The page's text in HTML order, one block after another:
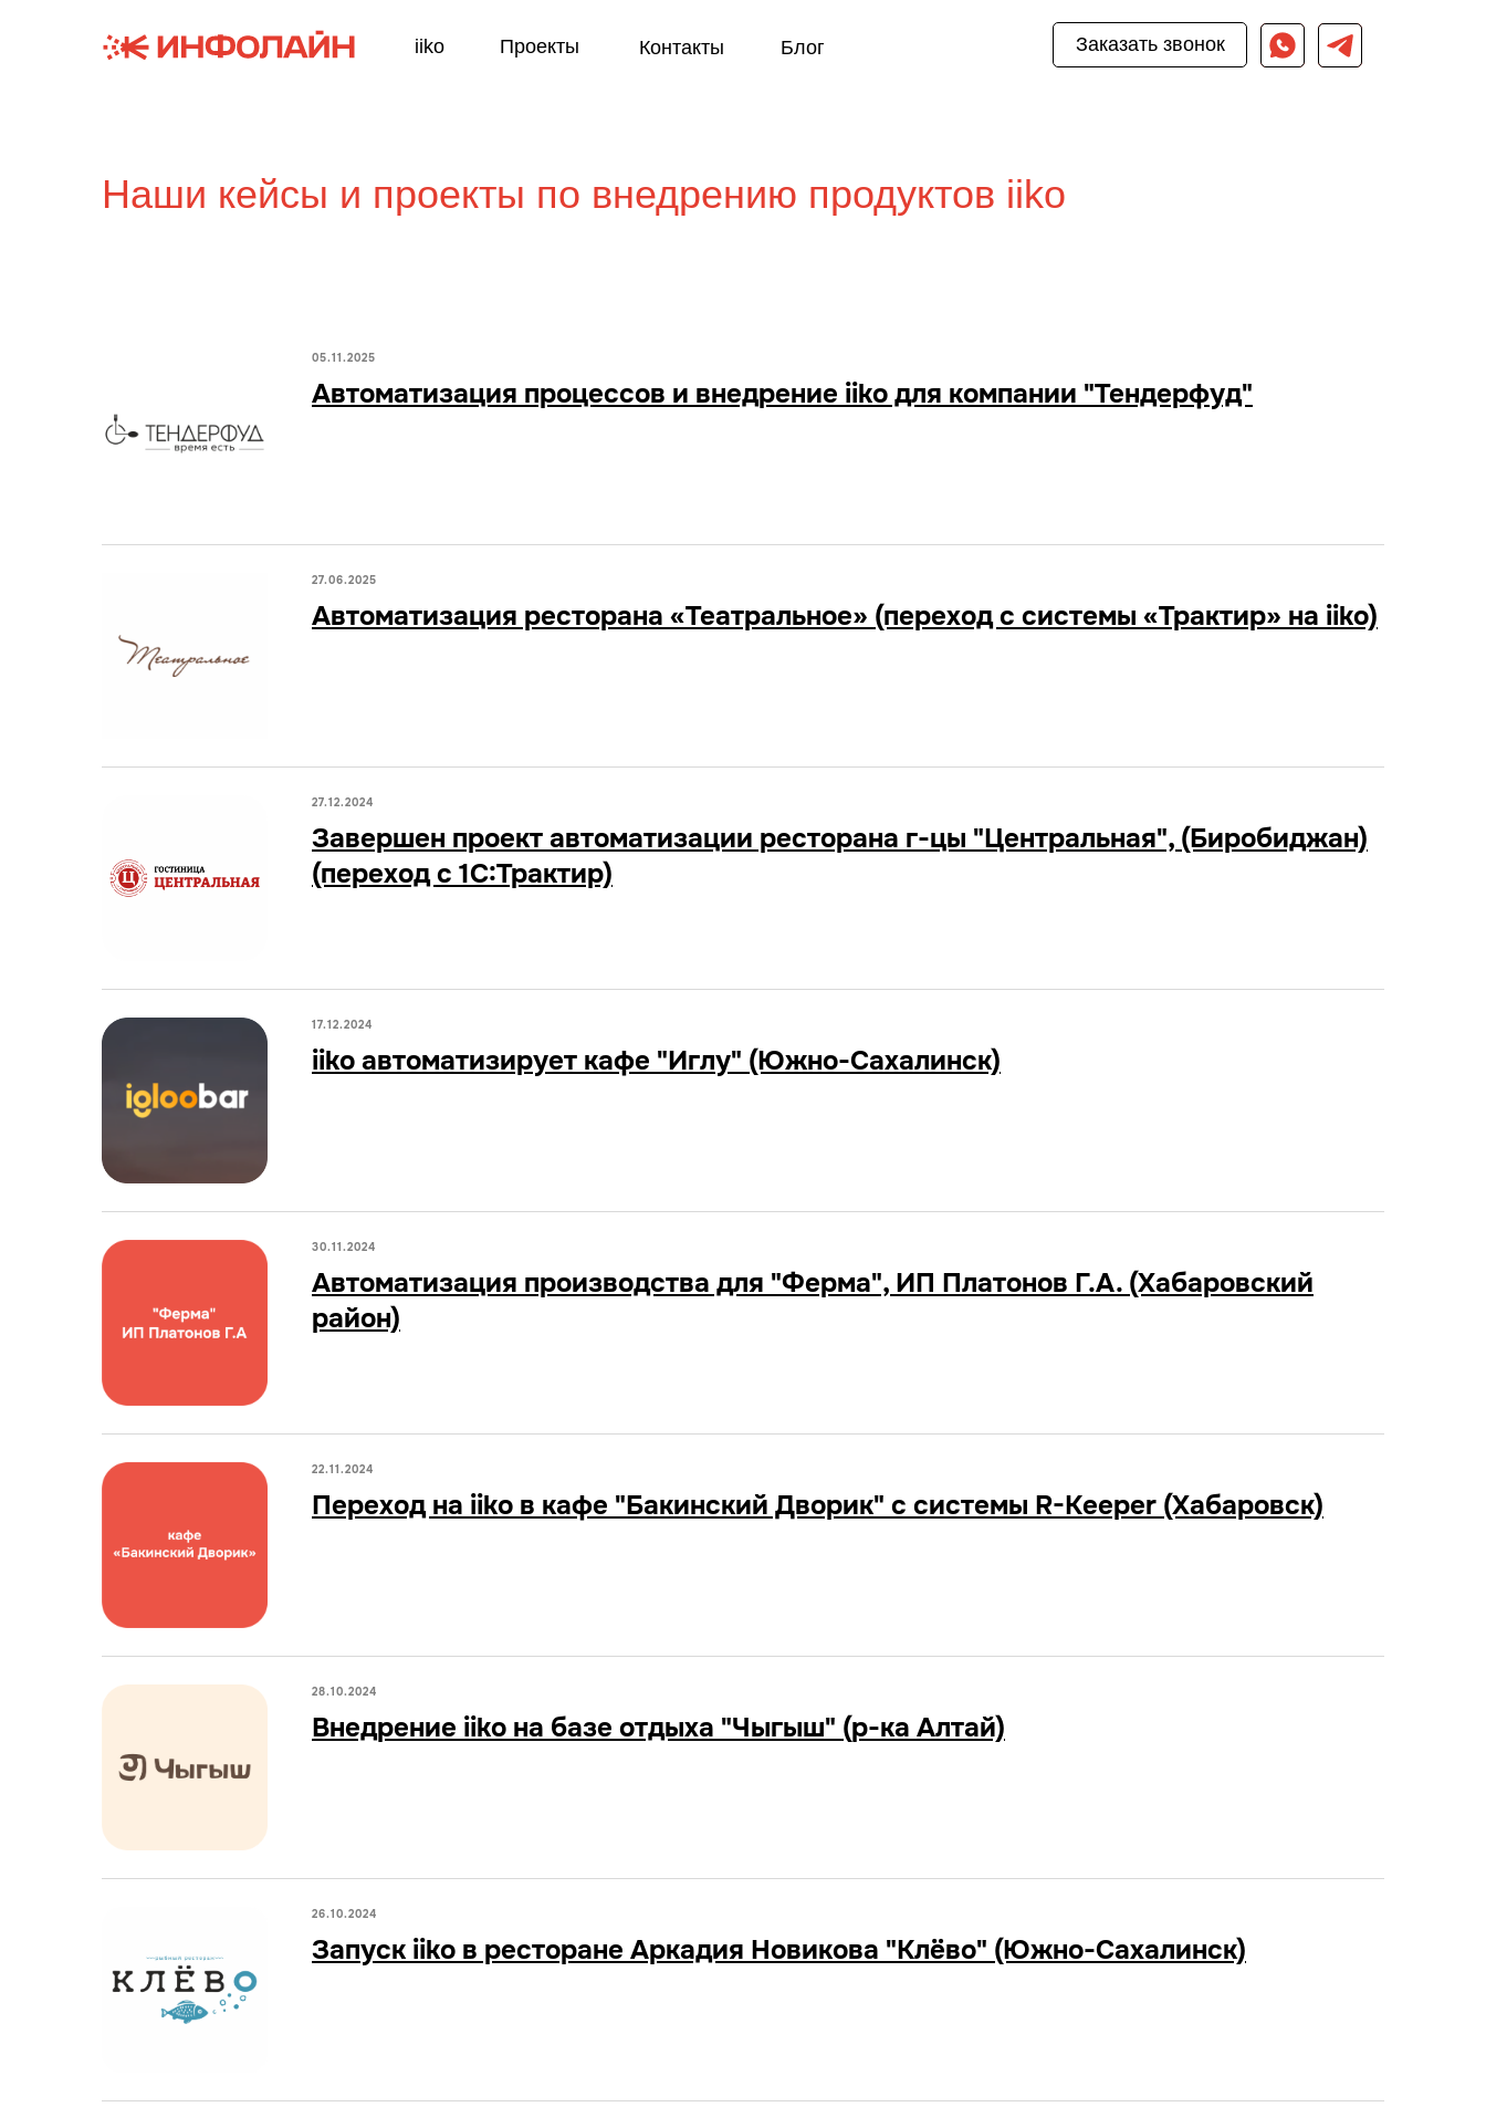
iiko Проекты Контакты Заказать звонок
Блог
Наши кейсы и проекты по внедрению продуктов iiko
05.11.2025
Автоматизация процессов и внедрение iiko для компании "Тендерфуд"
27.06.2025
Автоматизация ресторана «Театральное» (переход с системы «Трактир» на iiko)
27.12.2024
Завершен проект автоматизации ресторана г-цы "Центральная", (Биробиджан)
(переход с 1С:Трактир)
17.12.2024
iiko автоматизирует кафе "Иглу" (Южно-Сахалинск)
30.11.2024
Автоматизация производства для "Ферма", ИП Платонов Г.А. (Хабаровский
район)
22.11.2024
Переход на iiko в кафе "Бакинский Дворик" с системы R-Keeper (Хабаровск)
28.10.2024
Внедрение iiko на базе отдыха "Чыгыш" (р-ка Алтай)
26.10.2024
Запуск iiko в ресторане Аркадия Новикова "Клёво" (Южно-Сахалинск)